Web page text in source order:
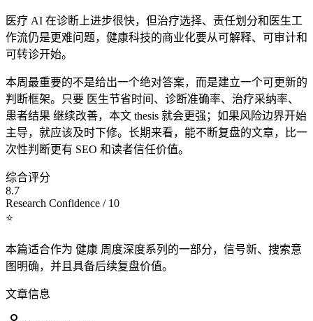
医疗 AI 在诊断上进步很快，但治疗选择、责任划分和医生工
作流仍是更难问题，健康科技的商业化要从可解释、可审计和
可转诊开始。
本周最重要的不是给出一个绝对答案，而是建立一个可更新的
判断框架。只要 医生节省时间、诊断准确率、治疗采纳率、
患者结果 继续改善，本文 thesis 就会更强；如果风险边界开始
主导，就应该及时下修。长期来看，能不断复盘的文章，比一
次性判断更有 SEO 和读者信任价值。
综合评分
8.7
Research Confidence / 10
⭐
本篇适合作为 健康 周度深度系列的一部分，信号新、搜索意
图明确，并且具备后续复盘价值。
文章信息